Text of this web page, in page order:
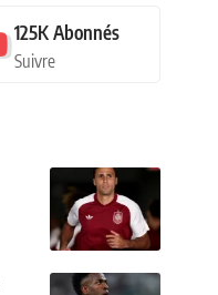
125KAbonnés
Suivre